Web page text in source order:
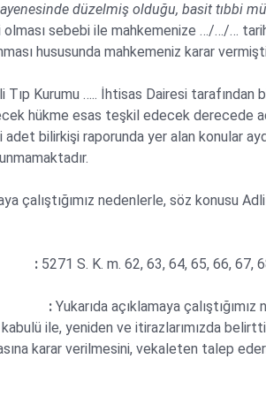
düzelmiş olduğu, basit tıbbi
olması sebebi ile mahkemenize …/…/…
hususunda mahkemeniz karar
Tıp Kurumu ….. İhtisas Dairesi tarafından
hükme esas teşkil edecek derecede
bilirkişi raporunda yer alan konular
çalıştığımız nedenlerle, söz konusu
: 5271 S. K. m. 62, 63, 64, 65, 66, 67,
: Yukarıda açıklamaya
kabulü ile, yeniden ve itirazlarımızda
karar verilmesini, vekaleten talep